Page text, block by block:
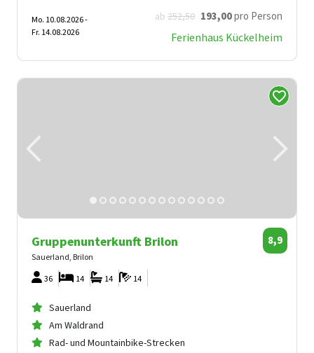
ab 252,50 193,00pro Person
Mo. 10.08.2026 -
Fr. 14.08.2026
Ferienhaus Kückelheim
Gruppenunterkunft Brilon
Sauerland, Brilon
8,9
36 14 14
14
Sauerland
Am Waldrand
Rad- und Mountainbike-Strecken